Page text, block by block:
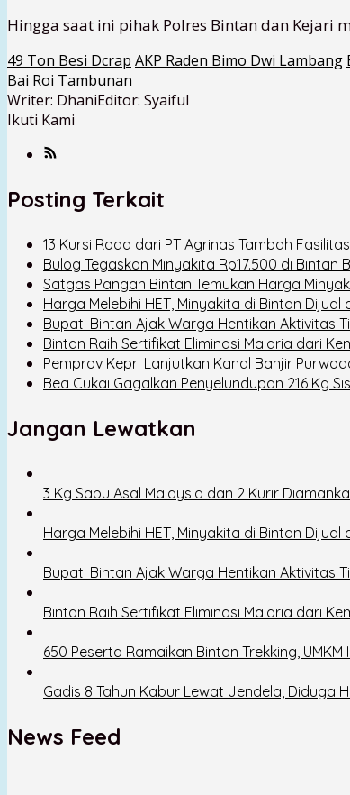
Hingga saat ini pihak Polres Bintan dan Kejari
49 Ton Besi Dcrap AKP Raden Bimo Dwi Lambang
Bai Roi Tambunan
Writer: DhaniEditor: Syaiful
Ikuti Kami
Posting Terkait
13 Kursi Roda dari PT Agrinas Tambah
Bulog Tegaskan Minyakita Rp17.500 di Bintan
Satgas Pangan Bintan Temukan Harga
Harga Melebihi HET, Minyakita di Bintan
Bupati Bintan Ajak Warga Hentikan Aktivitas
Bintan Raih Sertifikat Eliminasi Malaria dari
Pemprov Kepri Lanjutkan Kanal Banjir
Bea Cukai Gagalkan Penyelundupan 216 Kg
Jangan Lewatkan
3 Kg Sabu Asal Malaysia dan 2 Kurir
Harga Melebihi HET, Minyakita di Bintan
Bupati Bintan Ajak Warga Hentikan Aktivitas
Bintan Raih Sertifikat Eliminasi Malaria dari
650 Peserta Ramaikan Bintan Trekking, UMKM
Gadis 8 Tahun Kabur Lewat Jendela, Diduga
News Feed